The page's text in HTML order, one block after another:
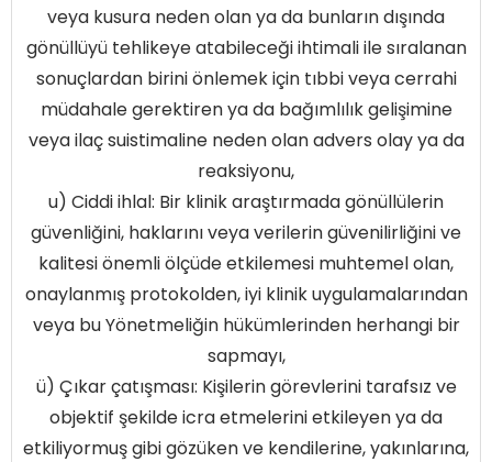
veya kusura neden olan ya da bunların dışında
gönüllüyü tehlikeye atabileceği ihtimali ile sıralanan
sonuçlardan birini önlemek için tıbbi veya cerrahi
müdahale gerektiren ya da bağımlılık gelişimine
veya ilaç suistimaline neden olan advers olay ya da
reaksiyonu,
u) Ciddi ihlal: Bir klinik araştırmada gönüllülerin
güvenliğini, haklarını veya verilerin güvenilirliğini ve
kalitesi önemli ölçüde etkilemesi muhtemel olan,
onaylanmış protokolden, iyi klinik uygulamalarından
veya bu Yönetmeliğin hükümlerinden herhangi bir
sapmayı,
ü) Çıkar çatışması: Kişilerin görevlerini tarafsız ve
objektif şekilde icra etmelerini etkileyen ya da
etkiliyormuş gibi gözüken ve kendilerine, yakınlarına,